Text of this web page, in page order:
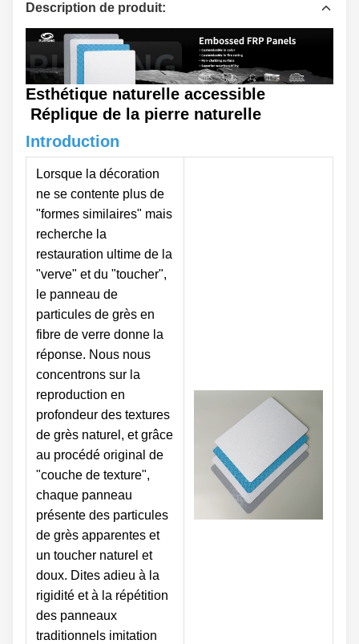
Description de produit:
Esthétique naturelle accessible
Réplique de la pierre naturelle
Introduction
Lorsque la décoration
ne se contente plus de
"formes similaires" mais
recherche la
restauration ultime de la
"verve" et du "toucher",
le panneau de
particules de grès en
fibre de verre donne la
réponse. Nous nous
concentrons sur la
reproduction en
profondeur des textures
de grès naturel, et grâce
au procédé original de
"couche de texture",
chaque panneau
présente des particules
de grès apparentes et
un toucher naturel et
doux. Dites adieu à la
rigidité et à la répétition
des panneaux
traditionnels imitation